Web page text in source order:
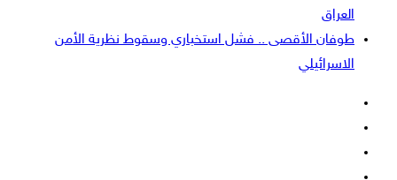
العراق
طوفان الأقصى .. فشل استخباري وسقوط نظرية الأمن
الاسرائيلي